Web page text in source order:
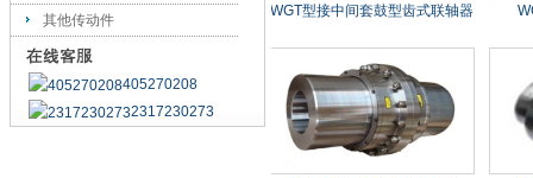
WGT型接中间套鼓型齿式联轴器
其他传动件
405270208
2317230273